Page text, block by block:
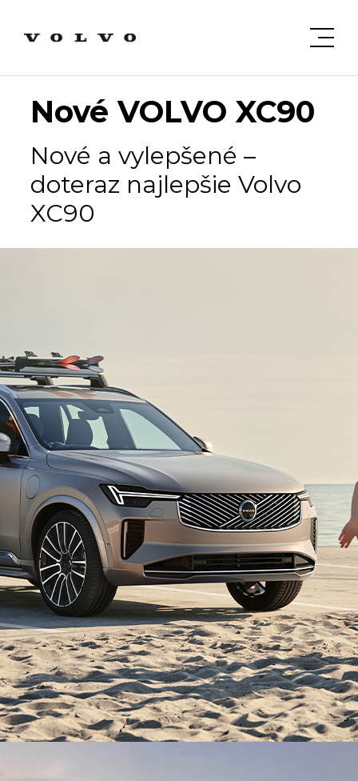
Nové VOLVO XC90
Nové a vylepšené –
doteraz najlepšie Volvo
XC90